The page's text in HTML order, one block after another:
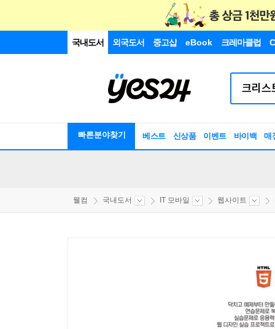
국내도서 외국도서 중고샵 eBook 크레마클럽
빠른분야찾기 베스트 신상품 이벤트 바이백 매
웰컴 국내도서 IT 모바일 웹사이트